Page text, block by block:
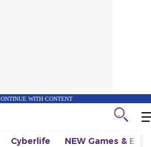
WITH CONTENT
Cyberlife NEW Games &